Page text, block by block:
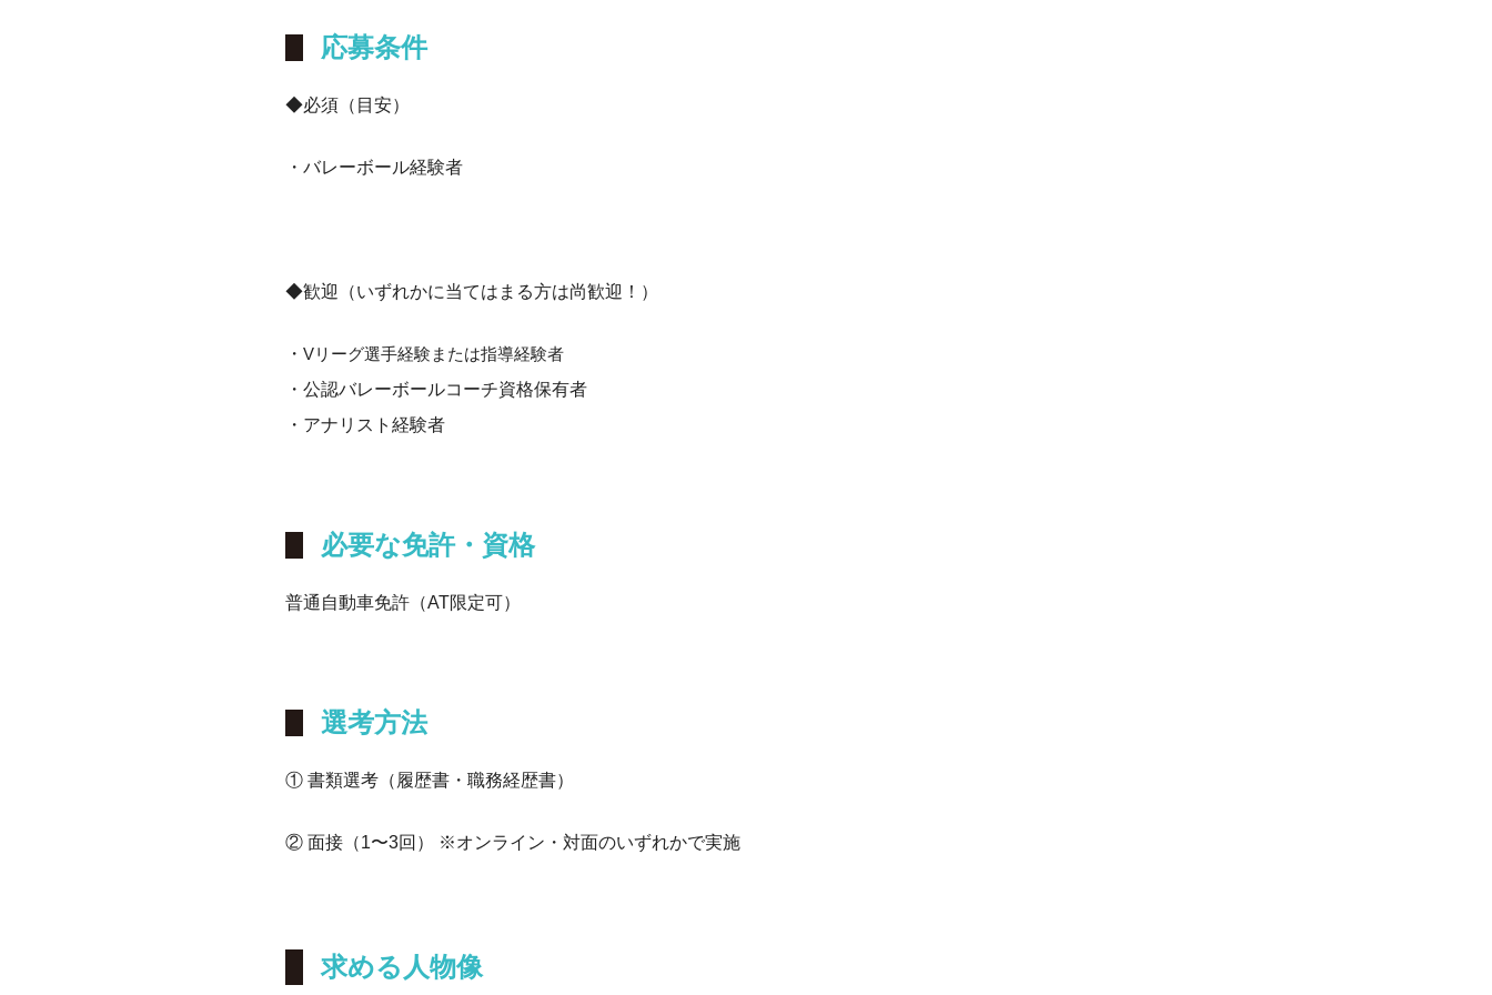
応募条件
◆必須（目安）
・バレーボール経験者
◆歓迎（いずれかに当てはまる方は尚歓迎！）
・ Vリーグ選手経験または指導経験者
・公認バレーボールコーチ資格保有者
・アナリスト経験者
必要な免許・資格
普通自動車免許（AT限定可）
選考方法
① 書類選考（履歴書・職務経歴書）
② 面接（1〜3回） ※オンライン・対面のいずれかで実施
求める人物像